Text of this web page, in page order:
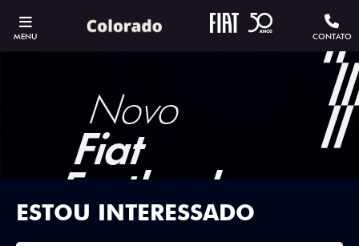
MENU CONTATO
ESTOU INTERESSADO